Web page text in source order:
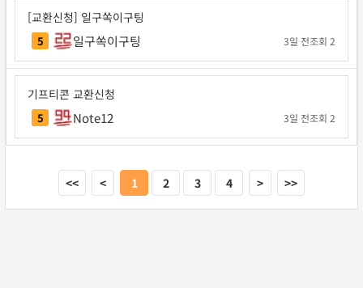
[교환신청] 일구쏙이구팅
5 일구쏙이구팅 3일 전조회 2
기프티콘 교환신청
5 Note12 3일 전조회 2
<< < 1 2 3 4 > >>